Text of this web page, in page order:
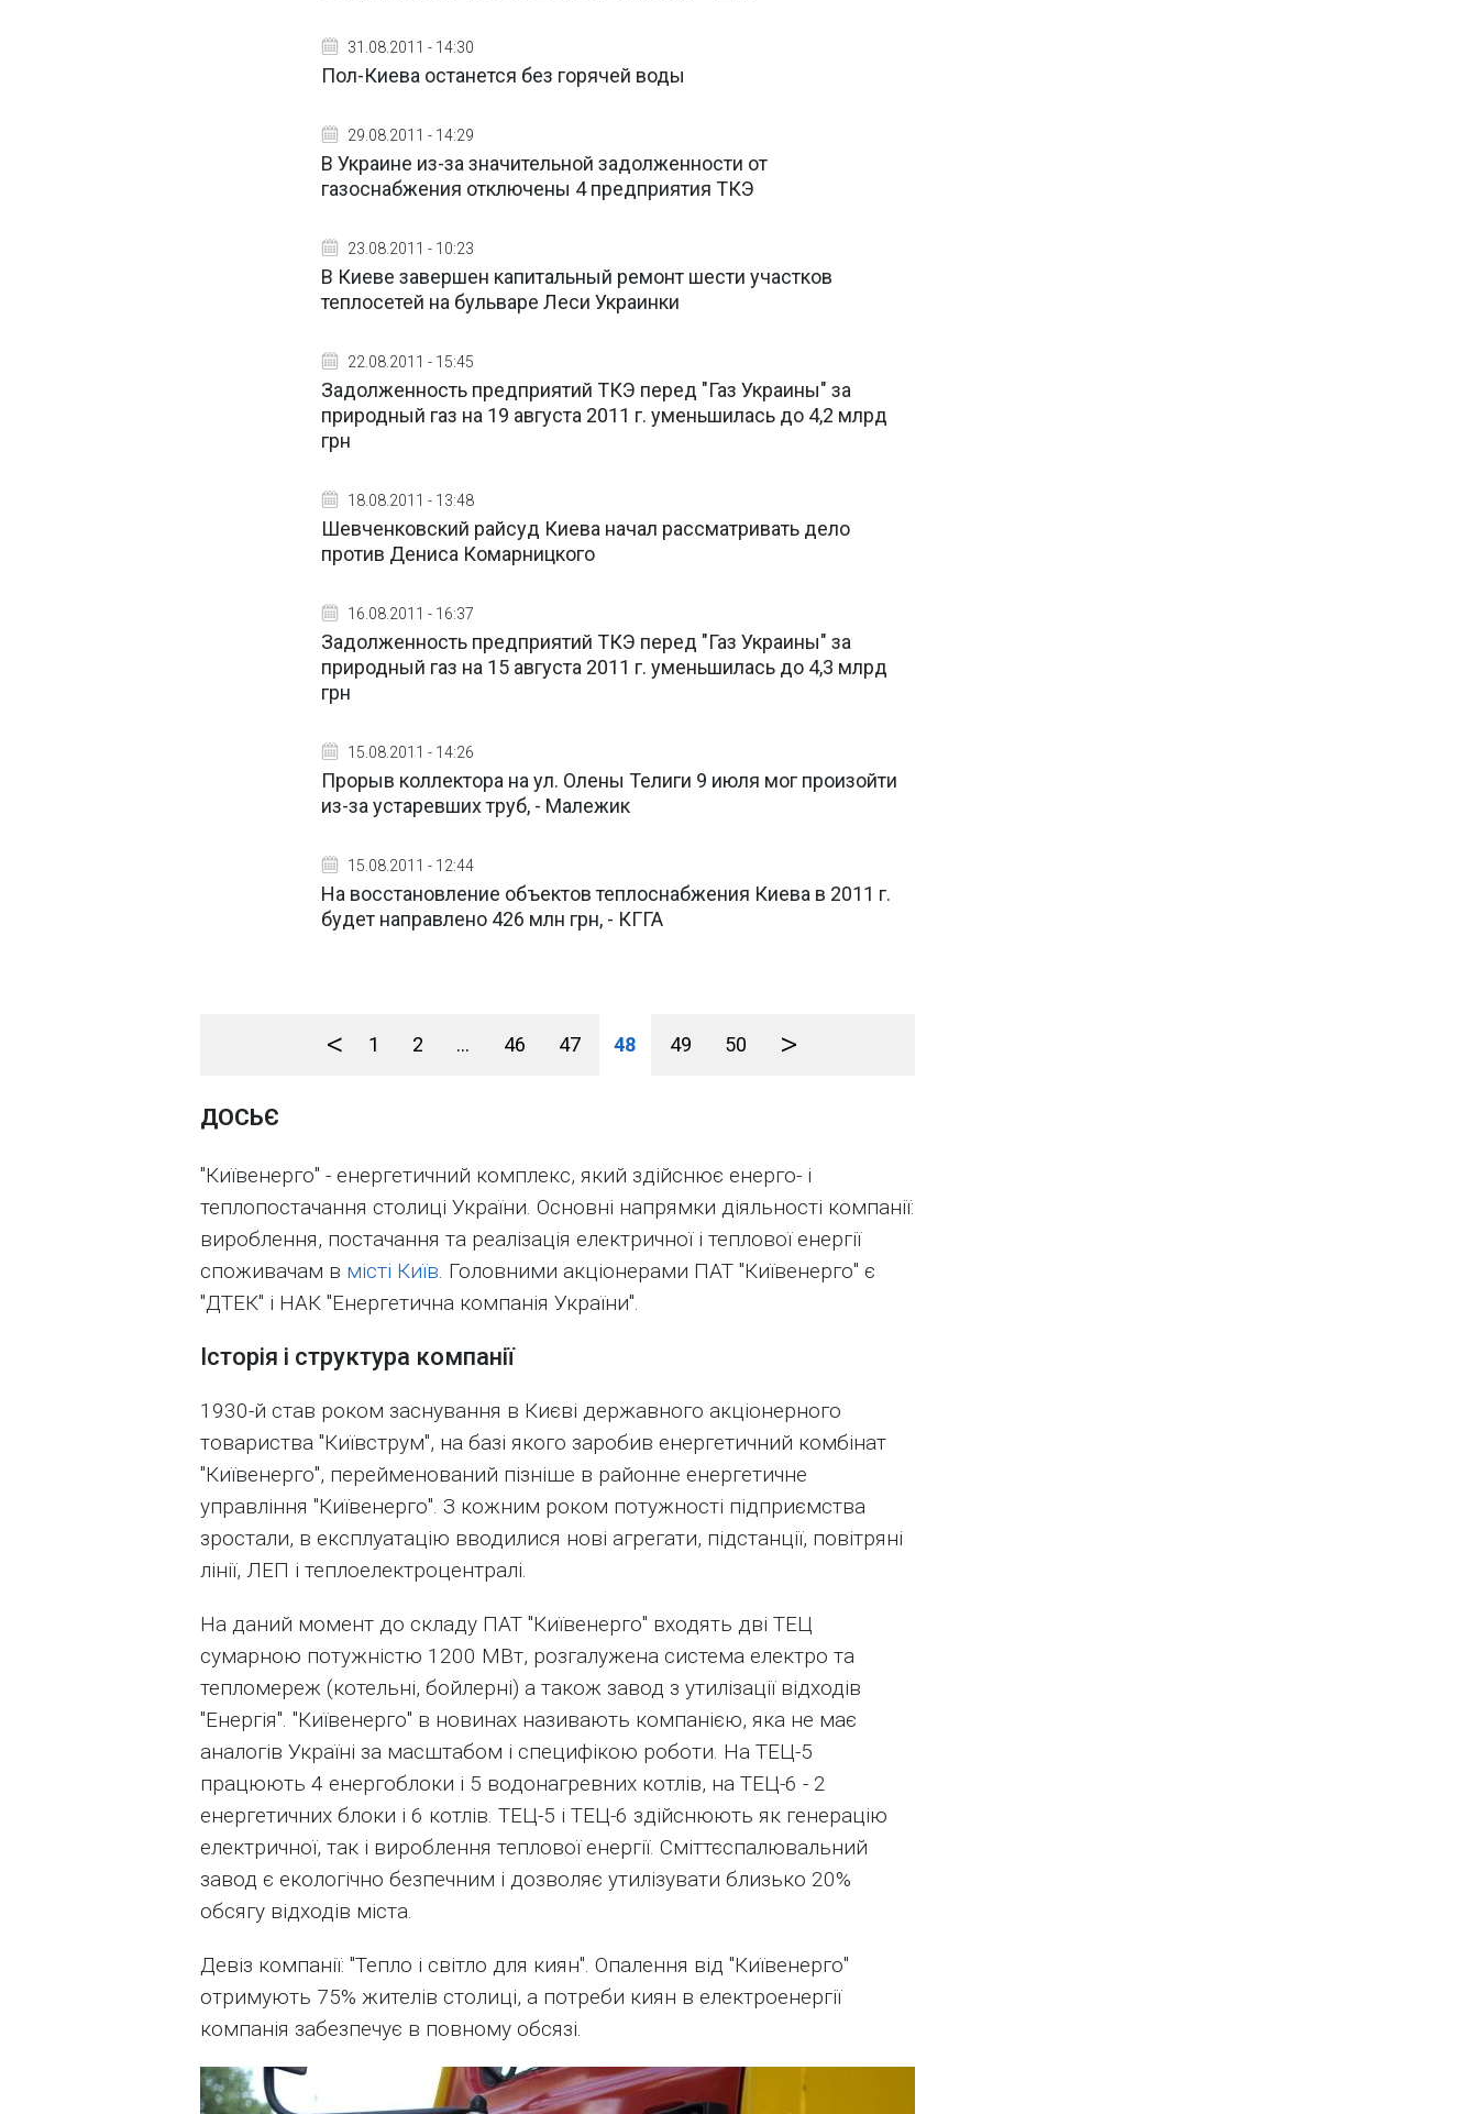
31.08.2011 - 14:30
Пол-Киева останется без горячей воды
29.08.2011 - 14:29
В Украине из-за значительной задолженности от
газоснабжения отключены 4 предприятия ТКЭ
23.08.2011 - 10:23
В Киеве завершен капитальный ремонт шести участков
теплосетей на бульваре Леси Украинки
22.08.2011 - 15:45
Задолженность предприятий ТКЭ перед "Газ Украины" за
природный газ на 19 августа 2011 г. уменьшилась до 4,2 млрд
грн
18.08.2011 - 13:48
Шевченковский райсуд Киева начал рассматривать дело
против Дениса Комарницкого
16.08.2011 - 16:37
Задолженность предприятий ТКЭ перед "Газ Украины" за
природный газ на 15 августа 2011 г. уменьшилась до 4,3 млрд
грн
15.08.2011 - 14:26
Прорыв коллектора на ул. Олены Телиги 9 июля мог произойти
из-за устаревших труб, - Малежик
15.08.2011 - 12:44
На восстановление объектов теплоснабжения Киева в 2011 г.
будет направлено 426 млн грн, - КГГА
< 1 2 ... 46 47 48 49 50 >
ДОСЬЄ
"Київенерго" - енергетичний комплекс, який здійснює енерго- і
теплопостачання столиці України. Основні напрямки діяльності компанії:
вироблення, постачання та реалізація електричної і теплової енергії
споживачам в місті Київ. Головними акціонерами ПАТ "Київенерго" є
"ДТЕК" і НАК "Енергетична компанія України".
Історія і структура компанії
1930-й став роком заснування в Києві державного акціонерного
товариства "Київструм", на базі якого заробив енергетичний комбінат
"Київенерго", перейменований пізніше в районне енергетичне
управління "Київенерго". З кожним роком потужності підприємства
зростали, в експлуатацію вводилися нові агрегати, підстанції, повітряні
лінії, ЛЕП і теплоелектроцентралі.
На даний момент до складу ПАТ "Київенерго" входять дві ТЕЦ
сумарною потужністю 1200 МВт, розгалужена система електро та
тепломереж (котельні, бойлерні) а також завод з утилізації відходів
"Енергія". "Київенерго" в новинах називають компанією, яка не має
аналогів Україні за масштабом і специфікою роботи. На ТЕЦ-5
працюють 4 енергоблоки і 5 водонагревних котлів, на ТЕЦ-6 - 2
енергетичних блоки і 6 котлів. ТЕЦ-5 і ТЕЦ-6 здійснюють як генерацію
електричної, так і вироблення теплової енергії. Сміттєспалювальний
завод є екологічно безпечним і дозволяє утилізувати близько 20%
обсягу відходів міста.
Девіз компанії: "Тепло і світло для киян". Опалення від "Київенерго"
отримують 75% жителів столиці, а потреби киян в електроенергії
компанія забезпечує в повному обсязі.